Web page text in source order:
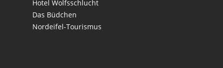
Hotel Wolfsschlucht
Das Büdchen
Nordeifel-Tourismus